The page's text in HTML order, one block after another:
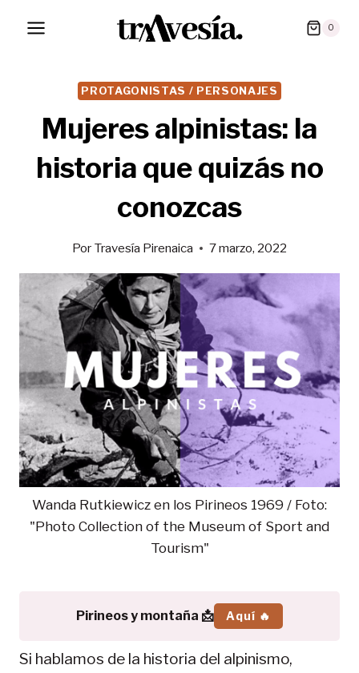
0
PROTAGONISTAS / PERSONAJES
Mujeres alpinistas: la
historia que quizás no
conozcas
Por Travesía Pirenaica 7 marzo, 2022
Wanda Rutkiewicz en los Pirineos 1969 / Foto:
"Photo Collection of the Museum of Sport and
Tourism"
Pirineos y montaña 📩 Aquí 🔥
Si hablamos de la historia del alpinismo,